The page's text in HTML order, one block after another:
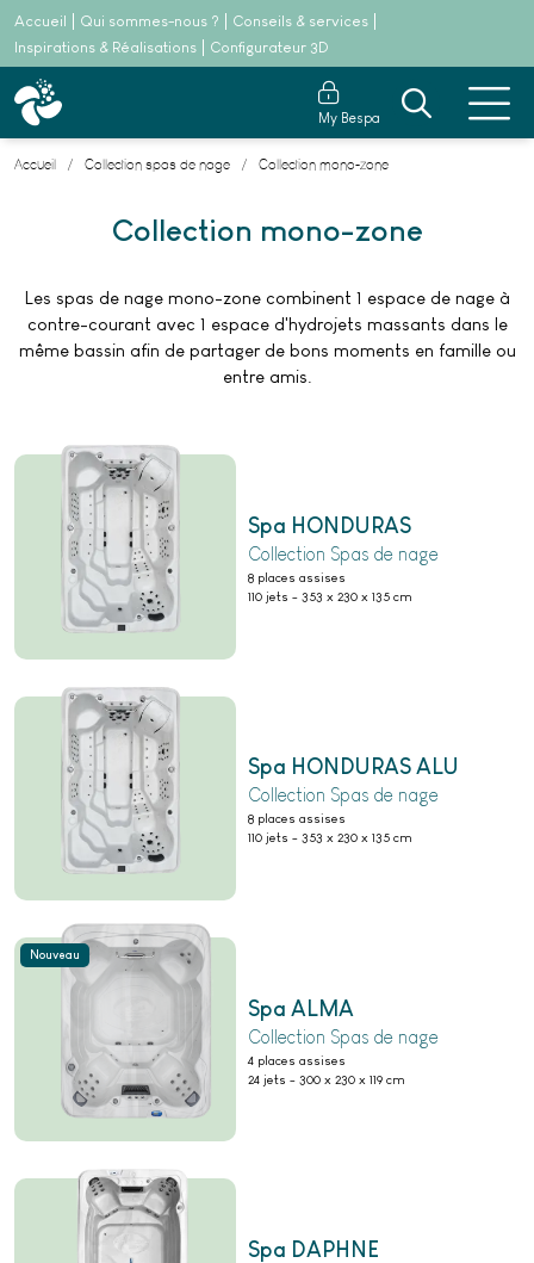
Accueil Qui sommes-nous ?
Conseils & services
Inspirations & Réalisations
Configurateur 3D
My Bespa
Accueil Collection spas de nage Collection mono-zone
Collection mono-zone
Les spas de nage mono-zone combinent 1 espace de nage à
contre-courant avec 1 espace d'hydrojets massants dans le
même bassin afin de partager de bons moments en famille ou
entre amis.
Spa HONDURAS
Collection Spas de nage
8 places assises
110 jets -353 x 230 x 135 cm
Spa HONDURAS ALU
Collection Spas de nage
8 places assises
110 jets -353 x 230 x 135 cm
Nouveau
Spa ALMA
Collection Spas de nage
4 places assises
24 jets -300 x 230 x 119 cm
Spa DAPHNE